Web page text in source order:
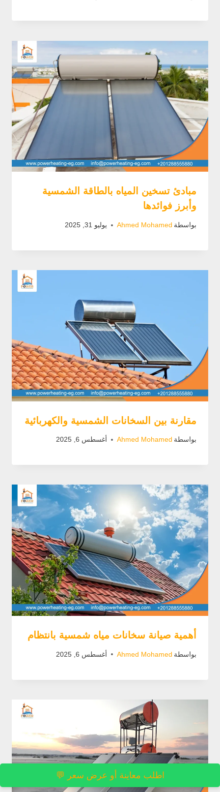
مبادئ تسخين المياه بالطاقة الشمسية
وأبرز فوائدها
بواسطة Ahmed Mohamed يوليو 31, 2025
مقارنة بين السخانات الشمسية والكهربائية
بواسطة Ahmed Mohamed أغسطس 6, 2025
أهمية صيانة سخانات مياه شمسية بانتظام
بواسطة Ahmed Mohamed أغسطس 6, 2025
اطلب معاينة أو عرض سعر 💬